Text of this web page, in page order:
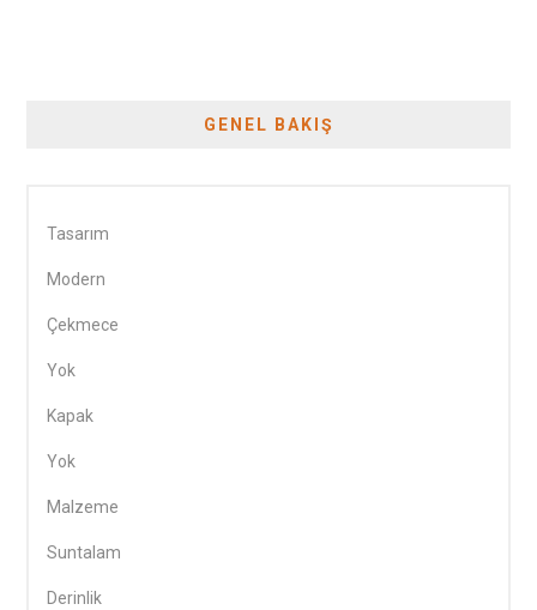
GENEL BAKIŞ
Tasarım
Modern
Çekmece
Yok
Kapak
Yok
Malzeme
Suntalam
Derinlik